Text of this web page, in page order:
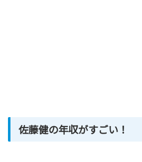
佐藤健の年収がすごい！